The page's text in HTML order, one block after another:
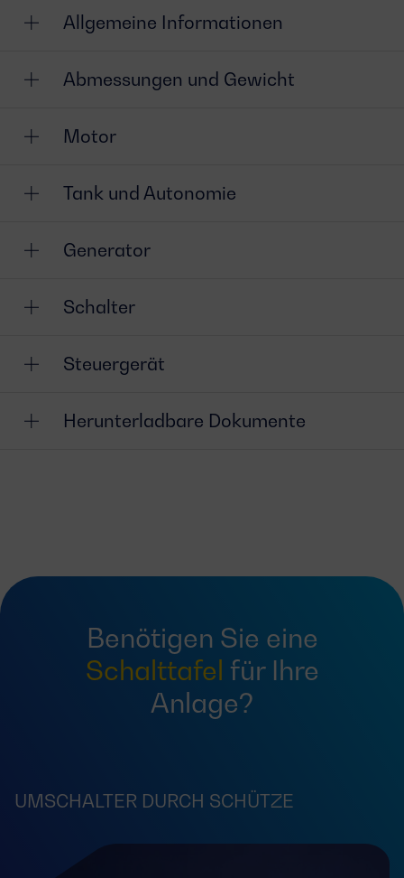
Allgemeine Informationen
Abmessungen und Gewicht
Motor
Tank und Autonomie
Generator
Schalter
Steuergerät
Herunterladbare Dokumente
Benötigen Sie eine
Schalttafel für Ihre
Anlage?
UMSCHALTER DURCH SCHÜTZE